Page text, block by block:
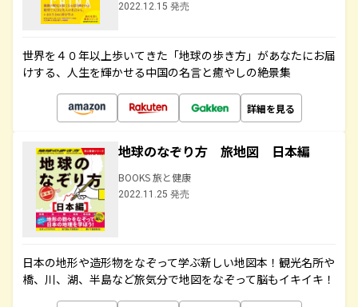
2022.12.15 発売
世界を４０年以上歩いてきた「地球の歩き方」があなたにお届
けする、人生を輝かせる中国の名言と癒やしの絶景集
詳細を見る
地球のなぞり方 旅地図 日本編
BOOKS 旅と健康
2022.11.25 発売
日本の地形や造形物をなぞって学ぶ新しい地図本！観光名所や
橋、川、湖、半島など旅気分で地図をなぞって脳もイキイキ！